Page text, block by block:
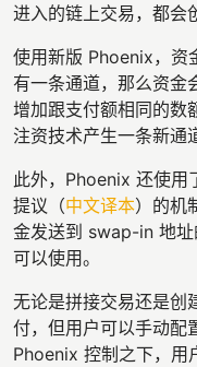
进入的链上交易，都会
使用新版 Phoenix，资
有一条通道，那么资金
增加跟支付额相同的数
注资技术产生一条新通
此外，Phoenix 还使用
提议（中文译本）的机
金发送到 swap-in 地
可以使用。
无论是拼接交易还是创
付，但用户可以手动配
Phoenix 控制之下，用